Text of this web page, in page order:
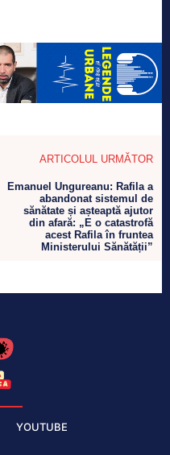
ARTICOLUL URMĂTOR
Emanuel Ungureanu: Rafila a
abandonat sistemul de
sănătate și așteaptă ajutor
din afară: „E o catastrofă
acest Rafila în fruntea
Ministerului Sănătății”
YOUTUBE